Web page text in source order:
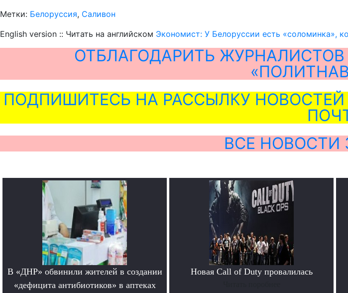
Метки: Белоруссия, Саливон
English version :: Читать на английском Экономист: У Белоруссии есть «соломинка»,
ОТБЛАГОДАРИТЬ
ПОДПИШИТЕСЬ НА РАССЫЛКУ
ВСЕ НОВОСТИ
В «ДНР» обвинили жителей в создании
«дефицита антибиотиков» в аптеках
Новая Call of Duty провалилась